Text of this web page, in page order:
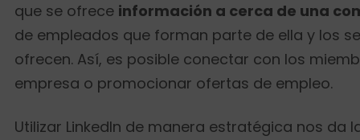
que se ofrece información a cerca de una
de empleados que forman parte de ella y los
ofrecen. Así, es posible conectar con los
empresa o promocionar ofertas de empleo.
Utilizar LinkedIn de manera estratégica nos da